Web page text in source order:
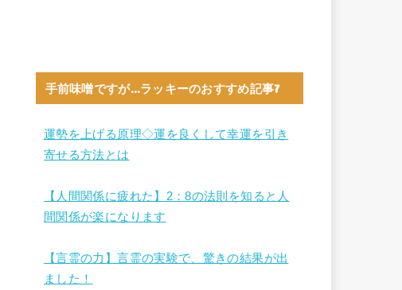
手前味噌ですが…ラッキーのおすすめ記事7
運勢を上げる原理◇運を良くして幸運を引き
寄せる方法とは
【人間関係に疲れた】2：8の法則を知ると人
間関係が楽になります
【言霊の力】言霊の実験で、驚きの結果が出
ました！